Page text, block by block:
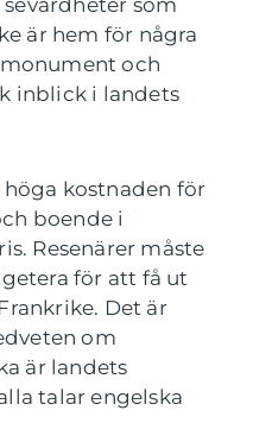
som
är hem för några
och
inblick i landets
höga kostnaden för
boende i
Resenärer måste
för att få ut
Det är
om
är landets
talar engelska